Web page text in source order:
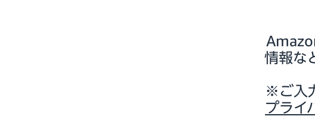
情報な
※ご入
プライ